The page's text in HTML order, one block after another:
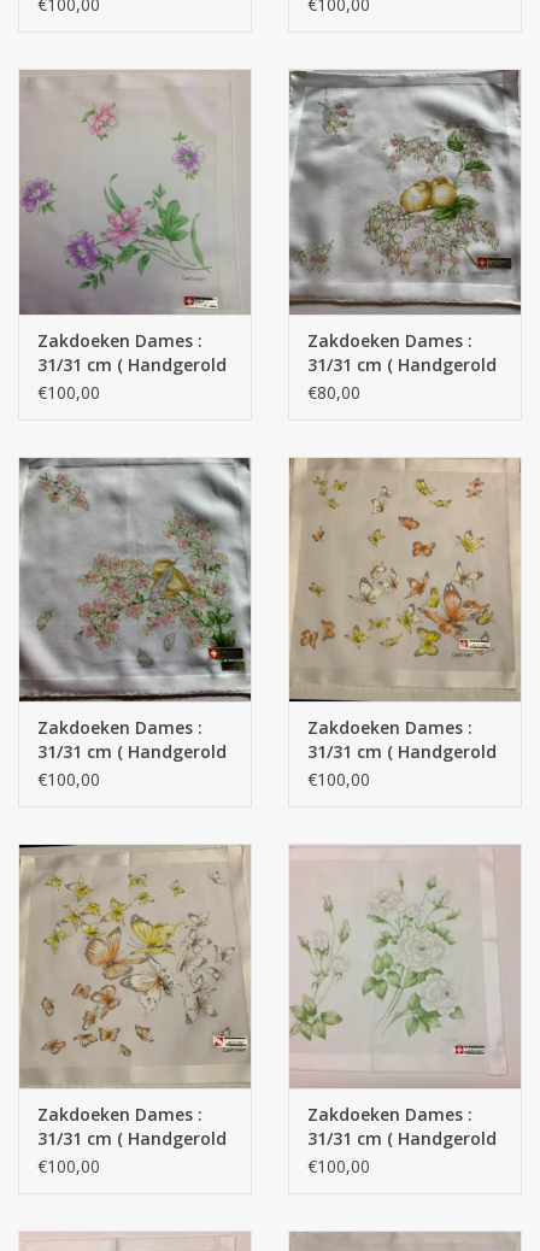
€100,00 €100,00
Zakdoeken Dames :
31/31 cm ( Handgerold
)€100,00
Zakdoeken Dames :
31/31 cm ( Handgerold
)€80,00
Zakdoeken Dames :
31/31 cm ( Handgerold
)€100,00
Zakdoeken Dames :
31/31 cm ( Handgerold
)€100,00
Zakdoeken Dames :
31/31 cm ( Handgerold
)€100,00
Zakdoeken Dames :
31/31 cm ( Handgerold
)€100,00